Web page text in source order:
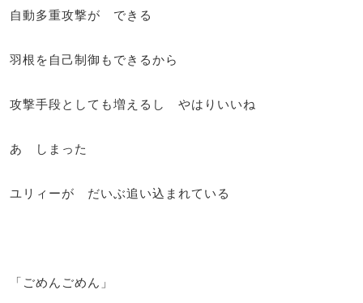
自動多重攻撃が できる
羽根を自己制御もできるから
攻撃手段としても増えるし やはりいいね
あ しまった
ユリィーが だいぶ追い込まれている
「ごめんごめん」